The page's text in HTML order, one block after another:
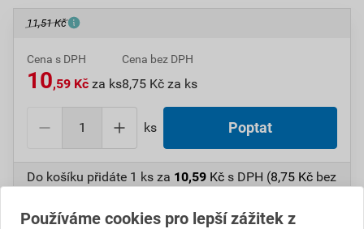
11,51 Kč
Cena s DPH
10,59 Kč za ks
Cena bez DPH
8,75 Kč za ks
ks Poptat
Do košíku přidáte 1 ks za 10,59 Kč s DPH (8,75 Kč bez
Používáme cookies pro lepší zážitek z